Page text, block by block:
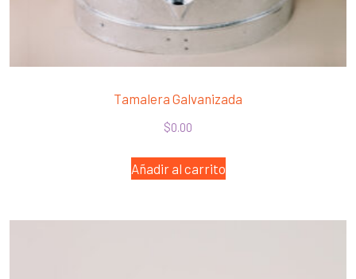
Tamalera Galvanizada
$0.00
Añadir al carrito